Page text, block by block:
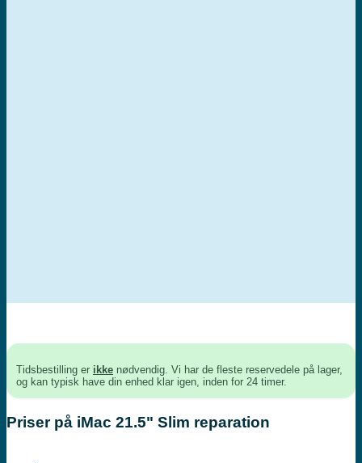
Tidsbestilling er ikke nødvendig. Vi har de fleste reservedele på lager,
og kan typisk have din enhed klar igen, inden for 24 timer.
Priser på iMac 21.5" Slim reparation